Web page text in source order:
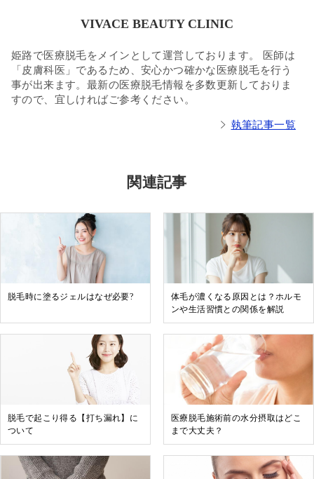
VIVACE BEAUTY CLINIC
姫路で医療脱毛をメインとして運営しております。 医師は
「皮膚科医」であるため、安心かつ確かな医療脱毛を行う
事が出来ます。最新の医療脱毛情報を多数更新しておりま
すので、宜しければご参考ください。
執筆記事一覧
関連記事
脱毛時に塗るジェルはなぜ必要?
体毛が濃くなる原因とは？ホルモ
ンや生活習慣との関係を解説
脱毛で起こり得る【打ち漏れ】に
ついて
医療脱毛施術前の水分摂取はどこ
まで大丈夫？